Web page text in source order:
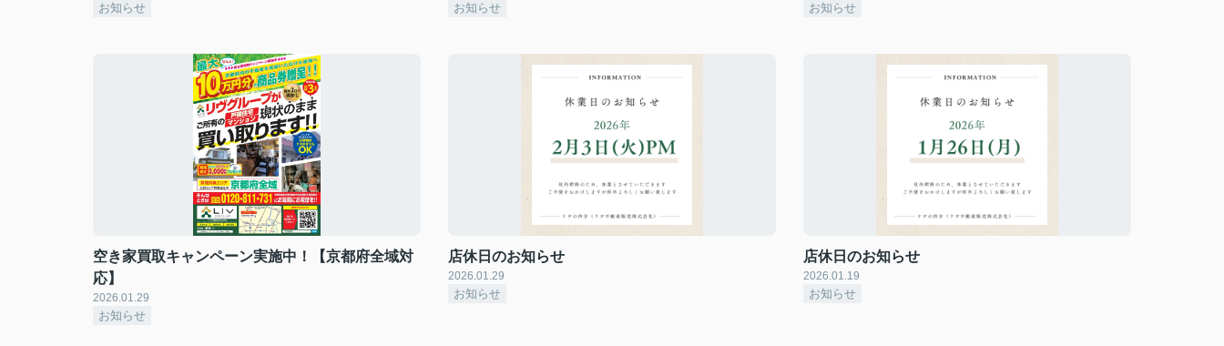
お知らせ お知らせ お知らせ
空き家買取キャンペーン実施中！【京都府全域対
応】
2026.01.29
お知らせ
店休日のお知らせ
2026.01.29
お知らせ
店休日のお知らせ
2026.01.19
お知らせ